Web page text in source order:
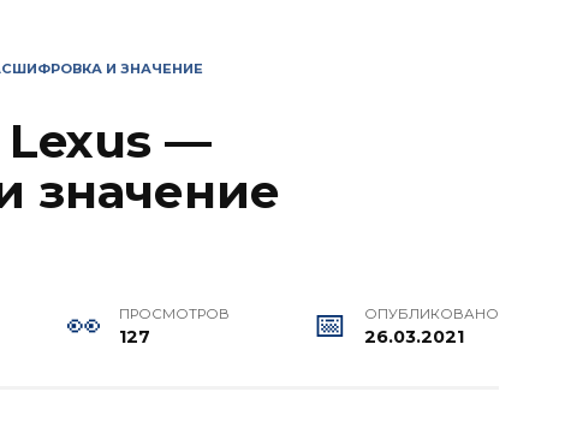
И ЗНАЧЕНИЕ
—
значение
ПРОСМОТРОВ
127
ОПУБЛИКОВАНО
26.03.2021